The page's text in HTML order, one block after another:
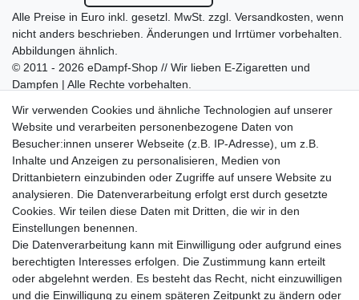
Alle Preise in Euro inkl. gesetzl. MwSt. zzgl. Versandkosten, wenn
nicht anders beschrieben. Änderungen und Irrtümer vorbehalten.
Abbildungen ähnlich.
© 2011 - 2026 eDampf-Shop // Wir lieben E-Zigaretten und
Dampfen | Alle Rechte vorbehalten.
mit vielen spannenden Artikeln.
Bitte entschuldigen Sie, wenn wir telefonisch wegen hoher
betrieblicher Auslastung nicht erreichbar sein sollten.
Schreiben Sie uns gerne eine E-Mail mit Ihrer Telefonnummer
und der Bitte um Rückruf.
Wir rufen Sie schnellstmöglich zurück.
Wir versenden in die folgenden Länder
Wir verwenden Cookies und ähnliche Technologien auf unserer
Website und verarbeiten personenbezogene Daten von
Besucher:innen unserer Webseite (z.B. IP-Adresse), um z.B.
Inhalte und Anzeigen zu personalisieren, Medien von
Drittanbietern einzubinden oder Zugriffe auf unsere Website zu
analysieren. Die Datenverarbeitung erfolgt erst durch gesetzte
Cookies. Wir teilen diese Daten mit Dritten, die wir in den
Einstellungen benennen.
Die Datenverarbeitung kann mit Einwilligung oder aufgrund eines
berechtigten Interesses erfolgen. Die Zustimmung kann erteilt
oder abgelehnt werden. Es besteht das Recht, nicht einzuwilligen
und die Einwilligung zu einem späteren Zeitpunkt zu ändern oder